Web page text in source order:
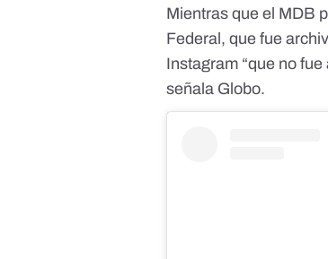
Mientras que el MDB
Federal , que fue
Instagram “que no
señala Globo.